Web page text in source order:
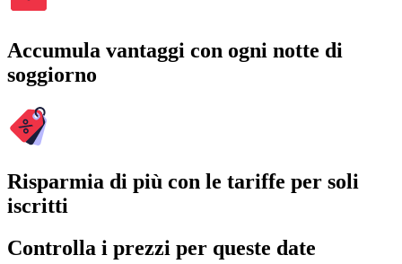
Accumula vantaggi con ogni notte di
soggiorno
Risparmia di più con le tariffe per soli
iscritti
Controlla i prezzi per queste date